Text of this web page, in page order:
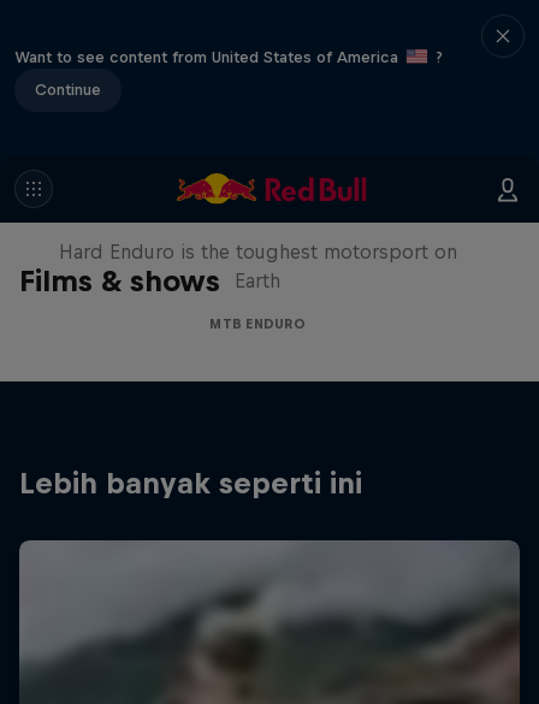
Want to see content from United States of America
?
Continue
Films & shows
Hard Enduro 2025: The Hardest
Season Yet?
Hard Enduro is the toughest motorsport on
Earth
MTB ENDURO
Lebih banyak seperti ini